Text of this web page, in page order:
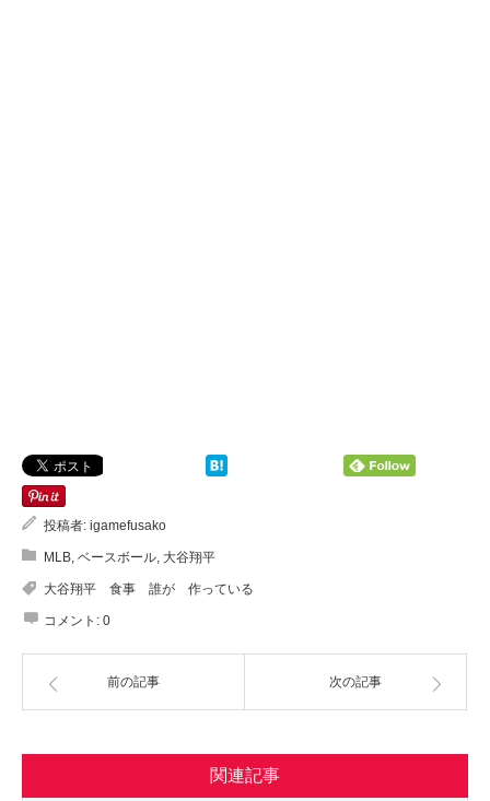
投稿者: igamefusako
MLB, ベースボール, 大谷翔平
大谷翔平 食事 誰が 作っている
コメント: 0
前の記事 次の記事
関連記事